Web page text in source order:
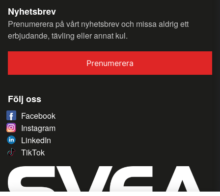
Nyhetsbrev
Prenumerera på vårt nyhetsbrev och missa aldrig ett
erbjudande, tävling eller annat kul.
Prenumerera
Följ oss
Facebook
Instagram
LinkedIn
TikTok